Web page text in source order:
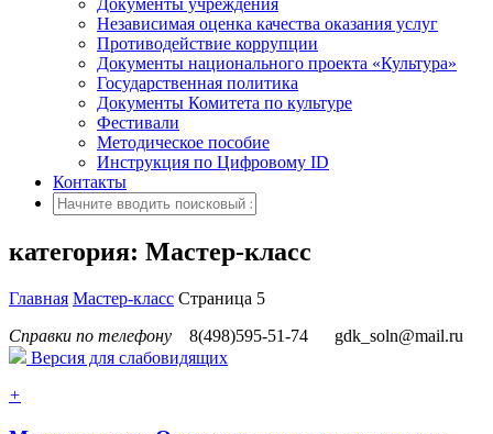
Документы учреждения
Независимая оценка качества оказания услуг
Противодействие коррупции
Документы национального проекта «Культура»
Государственная политика
Документы Комитета по культуре
Фестивали
Методическое пособие
Инструкция по Цифровому ID
Контакты
категория: Мастер-класс
Главная Мастер-класс Страница 5
Справки по телефону
8(498)595-51-74
gdk_soln@mail.ru
Версия для слабовидящих
+